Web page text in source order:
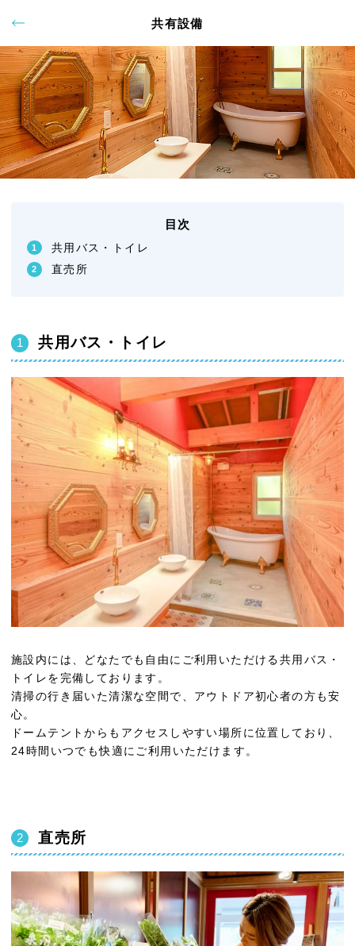
共有設備
目次
共用バス・トイレ
直売所
共用バス・トイレ
施設内には、どなたでも自由にご利用いただける共用バス・
トイレを完備しております。
清掃の行き届いた清潔な空間で、アウトドア初心者の方も安
心。
ドームテントからもアクセスしやすい場所に位置しており、
24時間いつでも快適にご利用いただけます。
直売所